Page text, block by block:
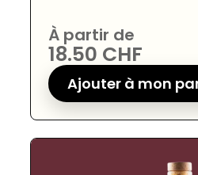
À partir de
18.50 CHF
Ajouter à mon